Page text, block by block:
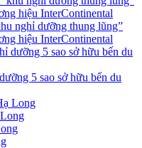
nghỉ dưỡng thung lũng”
hiệu InterContinental
5 sao sở hữu bến du